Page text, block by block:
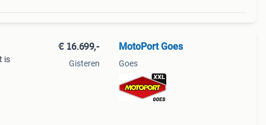
is
€ 16.699,-
Gisteren
MotoPort Goes
Goes